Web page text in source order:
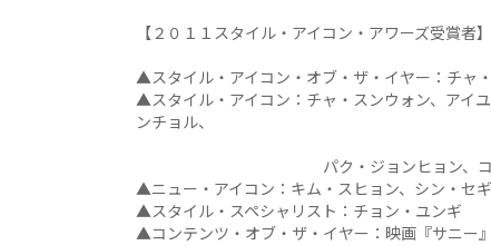
【２０１１スタイル・アイコン・アワーズ受賞者】
▲スタイル・アイコン・オブ・ザ・イヤー：チャ
▲スタイル・アイコン：チャ・スンウォン、アイ
ンチョル、
パク・ジョンヒョン、コ・ソ
▲ニュー・アイコン：キム・スヒョン、シン・セ
▲スタイル・スペシャリスト：チョン・ユンギ
▲コンテンツ・オブ・ザ・イヤー：映画『サニー』